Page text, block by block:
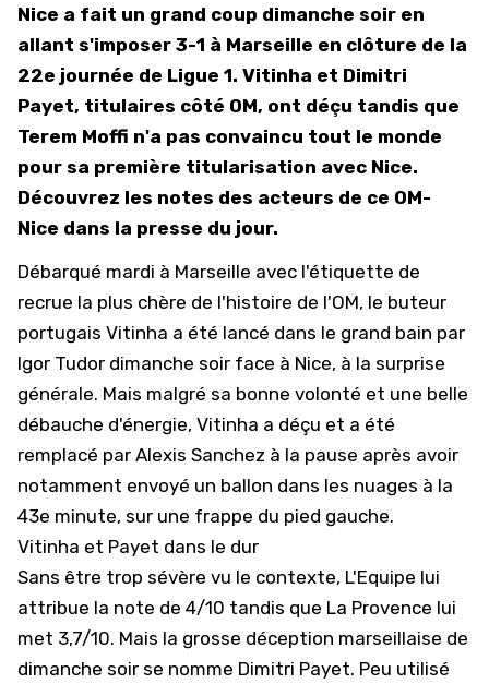
Nice a fait un grand coup dimanche soir en
allant s'imposer 3-1 à Marseille en clôture de la
22e journée de Ligue 1. Vitinha et Dimitri
Payet, titulaires côté OM, ont déçu tandis que
Terem Moffi n'a pas convaincu tout le monde
pour sa première titularisation avec Nice.
Découvrez les notes des acteurs de ce OM-
Nice dans la presse du jour.
Débarqué mardi à Marseille avec l'étiquette de
recrue la plus chère de l'histoire de l'OM, le buteur
portugais Vitinha a été lancé dans le grand bain par
Igor Tudor dimanche soir face à Nice, à la surprise
générale. Mais malgré sa bonne volonté et une belle
débauche d'énergie, Vitinha a déçu et a été
remplacé par Alexis Sanchez à la pause après avoir
notamment envoyé un ballon dans les nuages à la
43e minute, sur une frappe du pied gauche.
Vitinha et Payet dans le dur
Sans être trop sévère vu le contexte, L'Equipe lui
attribue la note de 4/10 tandis que La Provence lui
met 3,7/10. Mais la grosse déception marseillaise de
dimanche soir se nomme Dimitri Payet. Peu utilisé